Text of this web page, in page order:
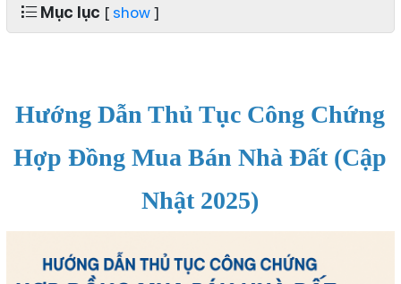
Mục lục [ show]
Hướng Dẫn Thủ Tục Công Chứng
Hợp Đồng Mua Bán Nhà Đất (Cập
Nhật 2025)